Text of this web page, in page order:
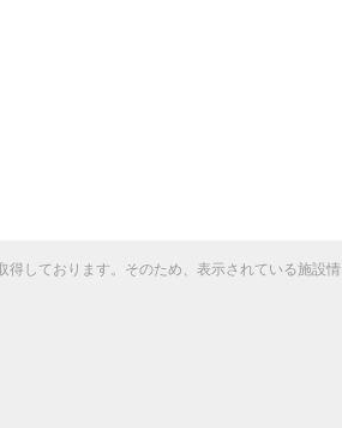
得しております。そのため、表示されている施設情